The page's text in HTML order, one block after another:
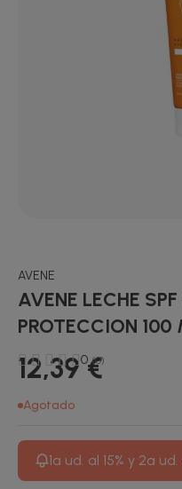
AVENE
AVENE LECHE
PROTECCION 100
12,39 €
0 (0)
Agotado
1ª ud. al 15% y 2ª ud.